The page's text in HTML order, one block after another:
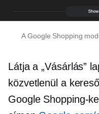
A Google Shopping
Látja a „Vásárlás”
közvetlenül a
Google Shopping-